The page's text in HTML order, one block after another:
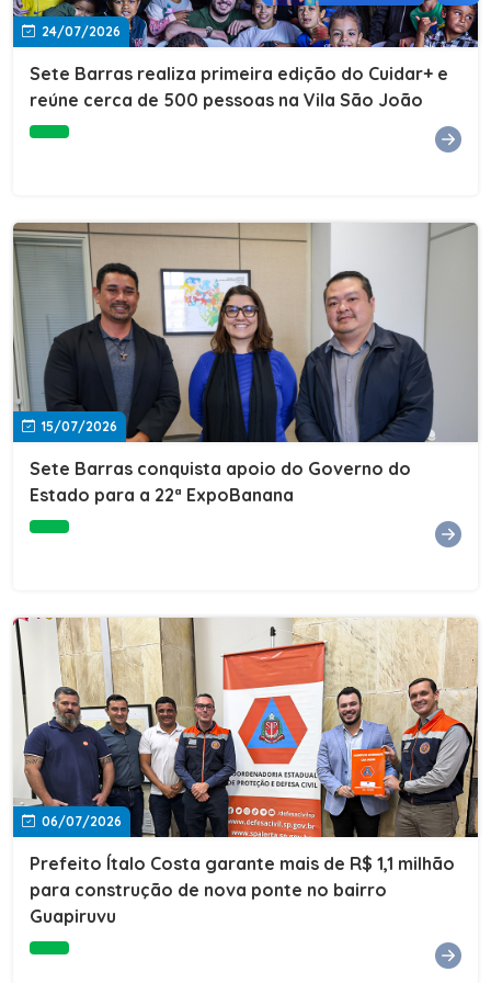
24/07/2026
Sete Barras realiza primeira edição do Cuidar+ e
reúne cerca de 500 pessoas na Vila São João
15/07/2026
Sete Barras conquista apoio do Governo do
Estado para a 22ª ExpoBanana
06/07/2026
Prefeito Ítalo Costa garante mais de R$ 1,1 milhão
para construção de nova ponte no bairro
Guapiruvu